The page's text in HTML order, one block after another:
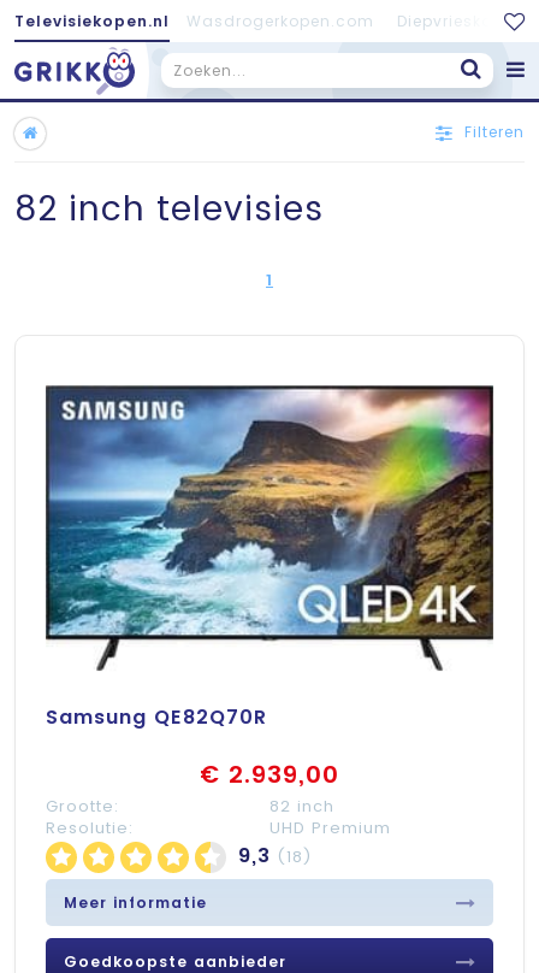
Televisiekopen.nl Wasdrogerkopen.com
Filteren
82 inch televisies
1
Samsung QE82Q70R
€ 2.939,00
Grootte:
82 inch
Resolutie:
UHD Premium
9,3 (18)
Meer informatie
Goedkoopste aanbieder